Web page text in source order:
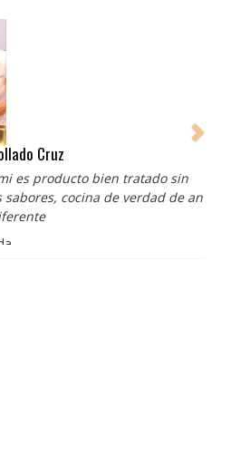
Cruz
producto bien tratado sin
cocina de verdad de antaño